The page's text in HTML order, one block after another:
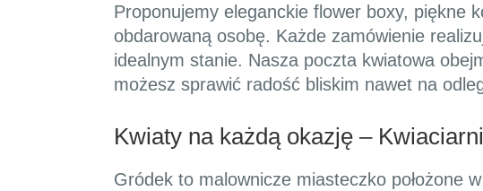
Proponujemy eleganckie flower boxy, piękne
obdarowaną osobę. Każde zamówienie
idealnym stanie. Nasza poczta kwiatowa
możesz sprawić radość bliskim nawet na
Kwiaty na każdą okazję –
Gródek to malownicze miasteczko położone